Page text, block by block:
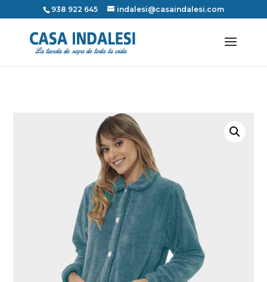
938 922 645 indalesi@casaindalesi.com